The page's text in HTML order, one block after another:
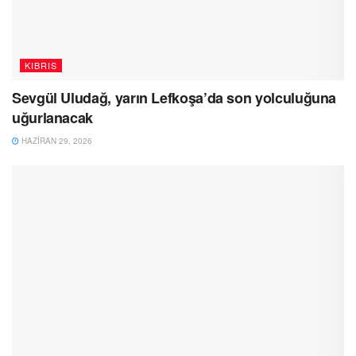
KIBRIS
Sevgül Uludağ, yarın Lefkoşa’da son yolculuğuna
uğurlanacak
HAZIRAN 29, 2026